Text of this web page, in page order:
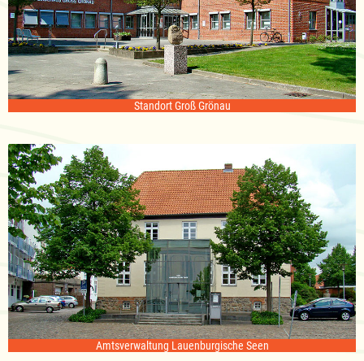
Standort Groß Grönau
Amtsverwaltung Lauenburgische Seen